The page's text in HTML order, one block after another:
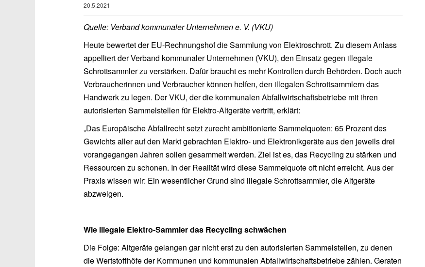
20.5.2021
Quelle: Verband kommunaler Unternehmen e. V. (VKU)
Heute bewertet der EU-Rechnungshof die Sammlung von Elektroschrott. Zu diesem Anlass
appelliert der Verband kommunaler Unternehmen (VKU), den Einsatz gegen illegale
Schrottsammler zu verstärken. Dafür braucht es mehr Kontrollen durch Behörden. Doch auch
Verbraucherinnen und Verbraucher können helfen, den illegalen Schrottsammlern das
Handwerk zu legen. Der VKU, der die kommunalen Abfallwirtschaftsbetriebe mit ihren
autorisierten Sammelstellen für Elektro-Altgeräte vertritt, erklärt:
„Das Europäische Abfallrecht setzt zurecht ambitionierte Sammelquoten: 65 Prozent des
Gewichts aller auf den Markt gebrachten Elektro- und Elektronikgeräte aus den jeweils drei
vorangegangen Jahren sollen gesammelt werden. Ziel ist es, das Recycling zu stärken und
Ressourcen zu schonen. In der Realität wird diese Sammelquote oft nicht erreicht. Aus der
Praxis wissen wir: Ein wesentlicher Grund sind illegale Schrottsammler, die Altgeräte
abzweigen.
Wie illegale Elektro-Sammler das Recycling schwächen
Die Folge: Altgeräte gelangen gar nicht erst zu den autorisierten Sammelstellen, zu denen
die Wertstoffhöfe der Kommunen und kommunalen Abfallwirtschaftsbetriebe zählen. Geraten